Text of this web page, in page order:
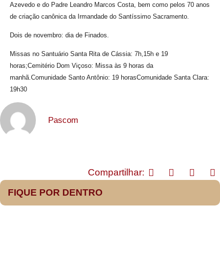
Azevedo e do Padre Leandro Marcos Costa, bem como pelos 70 anos
de criação canônica da Irmandade do Santíssimo Sacramento.
Dois de novembro: dia de Finados.
Missas no Santuário Santa Rita de Cássia: 7h,15h e 19
horas;Cemitério Dom Viçoso: Missa às 9 horas da
manhã.Comunidade Santo Antônio: 19 horasComunidade Santa Clara:
19h30
Pascom
Compartilhar:
FIQUE POR DENTRO